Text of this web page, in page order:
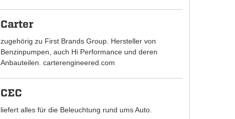
Carter
zugehörig zu First Brands Group. Hersteller von
Benzinpumpen, auch Hi Performance und deren
Anbauteilen. carterengineered.com
CEC
liefert alles für die Beleuchtung rund ums Auto.